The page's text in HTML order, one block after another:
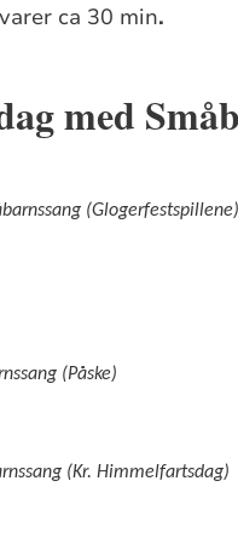
ca 30 min.
med
(Glogerfestspillene)
(Påske)
(Kr. Himmelfartsdag)